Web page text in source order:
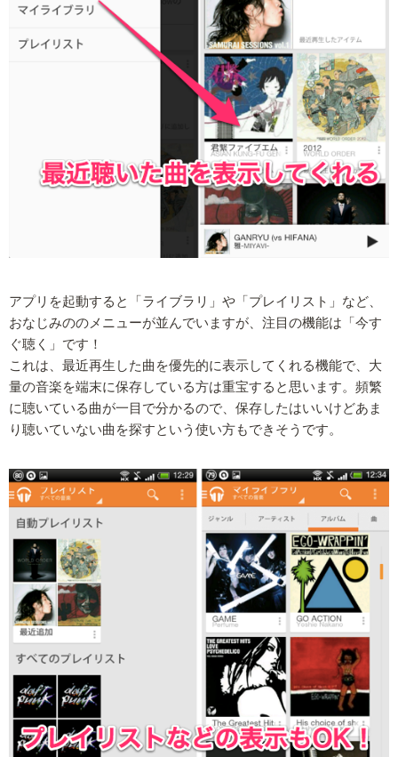
アプリを起動すると「ライブラリ」や「プレイリスト」など、
おなじみののメニューが並んでいますが、注目の機能は「今す
ぐ聴く」です！
これは、最近再生した曲を優先的に表示してくれる機能で、大
量の音楽を端末に保存している方は重宝すると思います。頻繁
に聴いている曲が一目で分かるので、保存したはいいけどあま
り聴いていない曲を探すという使い方もできそうです。